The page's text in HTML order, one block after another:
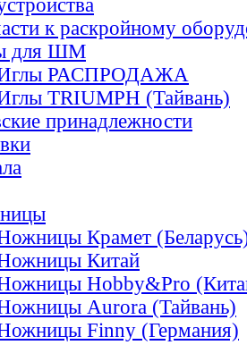
к раскройному
для ШМ
РАСПРОДАЖА
TRIUMPH (Тайвань)
принадлежности
Крамет
Китай
Hobby&Pro
Aurora (Тайвань)
Finny (Германия)